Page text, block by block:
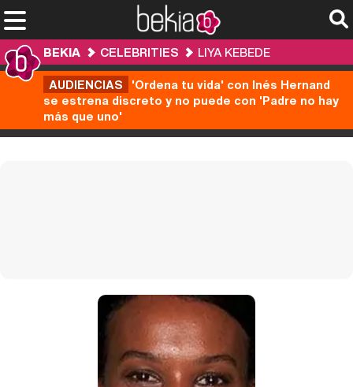
BEKIA CELEBRITIES
LIYA KEBEDE
AUDIENCIAS 'Ordena tu vida' con Inés Hernand
se estrena discreto y no puede con 'Padre no hay
más que uno'